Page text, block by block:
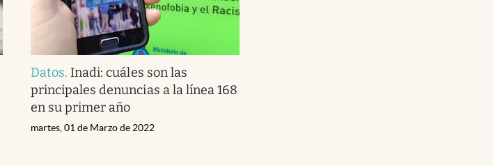
Datos. Inadi: cuáles son las
principales denuncias a la línea 168
en su primer año
martes, 01 de Marzo de 2022